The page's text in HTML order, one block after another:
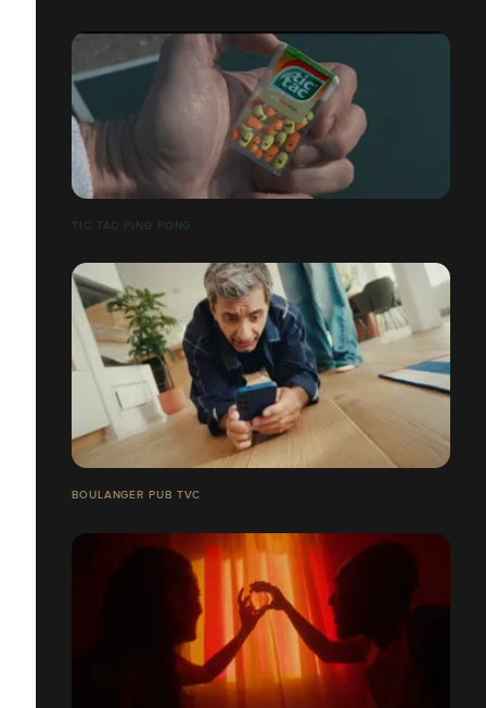
TIC TAC PING PONG
BOULANGER PUB TVC